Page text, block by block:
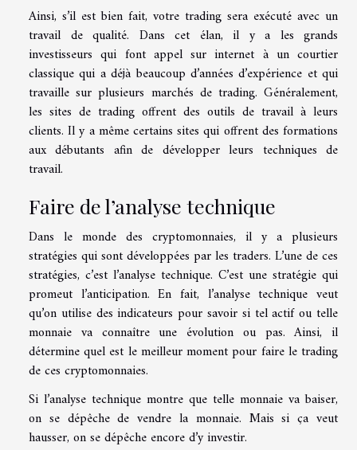
Ainsi, s’il est bien fait, votre trading sera exécuté avec un
travail de qualité. Dans cet élan, il y a les grands
investisseurs qui font appel sur internet à un courtier
classique qui a déjà beaucoup d’années d’expérience et qui
travaille sur plusieurs marchés de trading. Généralement,
les sites de trading offrent des outils de travail à leurs
clients. Il y a même certains sites qui offrent des formations
aux débutants afin de développer leurs techniques de
travail.
Faire de l’analyse technique
Dans le monde des cryptomonnaies, il y a plusieurs
stratégies qui sont développées par les traders. L’une de ces
stratégies, c’est l’analyse technique. C’est une stratégie qui
promeut l’anticipation. En fait, l’analyse technique veut
qu’on utilise des indicateurs pour savoir si tel actif ou telle
monnaie va connaître une évolution ou pas. Ainsi, il
détermine quel est le meilleur moment pour faire le trading
de ces cryptomonnaies.
Si l’analyse technique montre que telle monnaie va baiser,
on se dépêche de vendre la monnaie. Mais si ça veut
hausser, on se dépêche encore d’y investir.